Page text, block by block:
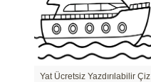
Yat Ücretsiz Yazdırılabilir Çiz